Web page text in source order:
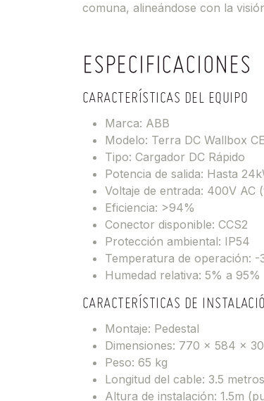
comuna, alineándose con la
ESPECIFICACIONES
CARACTERÍSTICAS DEL EQUIPO
Marca: ABB
Modelo: Terra DC Wallbox CE
Tipo: Cargador DC Rápido
Potencia de salida: Hasta
Voltaje de entrada: 400V AC
Eficiencia: >94%
Conector disponible: CCS2
Protección ambiental: IP54
Temperatura de operación: -
Humedad relativa: 5% a 95%
CARACTERÍSTICAS DE
Montaje: Pedestal
Dimensiones: 770 x 584 x
Peso: 65 kg
Longitud del cable: 3.5 metros
Altura de instalación: 1.5m